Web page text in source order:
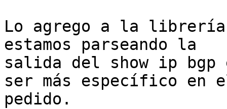
Lo agrego a la librería
estamos parseando la
salida del show ip
ser más específico en
pedido.